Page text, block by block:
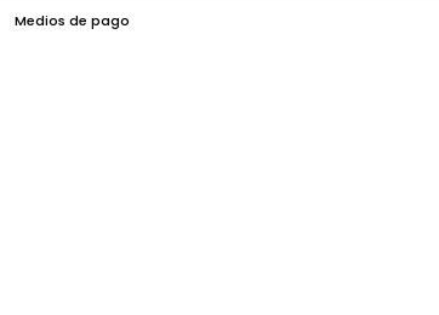
Medios de pago